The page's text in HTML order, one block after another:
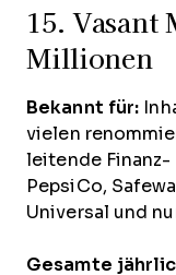
15. Vasant
Millionen
Bekannt für:
vielen
leitende
PepsiCo,
Universal und
Gesamte